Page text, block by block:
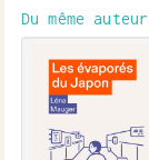
Du même auteur